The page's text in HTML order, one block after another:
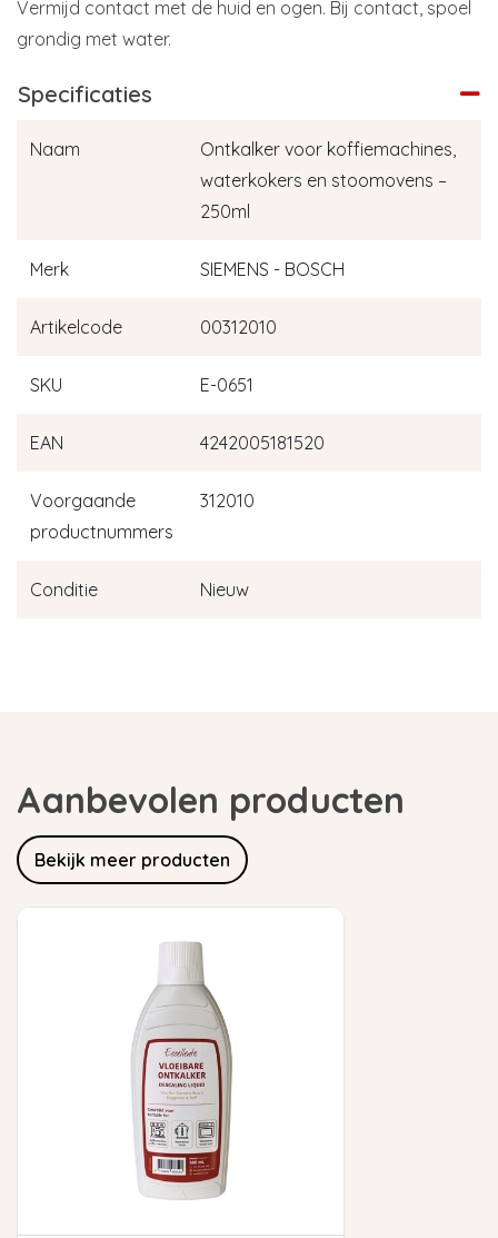
Vermijd contact met de huid en ogen. Bij contact, spoel
grondig met water.
Specificaties
Naam
Ontkalker voor koffiemachines,
waterkokers en stoomovens –
250ml
Merk SIEMENS - BOSCH
Artikelcode 00312010
SKU E-0651
EAN 4242005181520
Voorgaande
productnummers
312010
Conditie Nieuw
Aanbevolen producten
Bekijk meer producten